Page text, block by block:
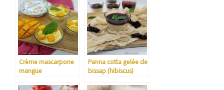
Crème mascarpone
mangue
Panna cotta gelée de
bissap (hibiscus)